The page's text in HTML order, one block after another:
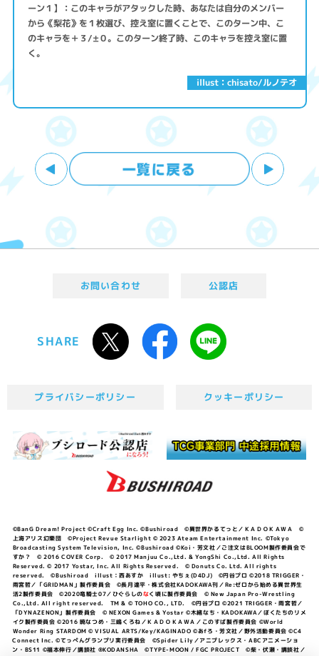
illust：chisato/ルノテオ
ーン１】：このキャラがアタックした時、あなたは自分のメンバー
から《梨花》を１枚選び、控え室に置くことで、このターン中、こ
のキャラを＋３/±０。このターン終了時、このキャラを控え室に置
く。
お問い合わせ 公認店
SHARE
プライバシーポリシー クッキーポリシー
©BanG Dream! Project ©Craft Egg Inc. ©Bushiroad ©異世界かるてっと／ＫＡＤＯＫＡＷＡ ©
上海アリス幻樂団 ©Project Revue Starlight © 2023 Ateam Entertainment Inc. ©Tokyo
Broadcasting System Television, Inc. ©Bushiroad ©Koi・芳文社／ご注文はBLOOM製作委員会で
すか？ © 2016 COVER Corp. © 2017 Manjuu Co.,Ltd. & YongShi Co.,Ltd. All Rights
Reserved. © 2017 Yostar, Inc. All Rights Reserved. © Donuts Co. Ltd. All rights
reserved. ©Bushiroad illust：西あすか illust: やちぇ(D4DJ) ©円谷プロ ©2018 TRIGGER・
雨宮哲／「GRIDMAN」製作委員会 ©長月達平・株式会社KADOKAWA刊／Re:ゼロから始める異世界生
活2製作委員会 ©2020竜騎士07／ひぐらしのなく頃に製作委員会 © New Japan Pro-Wrestling
Co.,Ltd. All right reserved. TM & © TOHO CO., LTD. ©円谷プロ ©2021 TRIGGER・雨宮哲／
「DYNAZENON」製作委員会 © NEXON Games & Yostar ©木緒なち・KADOKAWA／ぼくたちのリメ
イク製作委員会 ©2016 暁なつめ・三嶋くろね／ＫＡＤＯＫＡＷＡ／このすば製作委員会 ©World
Wonder Ring STARDOM © VISUAL ARTS/Key/KAGINADO ©あfろ・芳文社／野外活動委員会 ©C4
Connect Inc. ©てっぺんグランプリ実行委員会 ©Spider Lily／アニプレックス・ABCアニメーショ
ン・BS11 ©福本伸行／講談社 ®KODANSHA ©TYPE-MOON / FGC PROJECT ©柴・伏瀬・講談社／